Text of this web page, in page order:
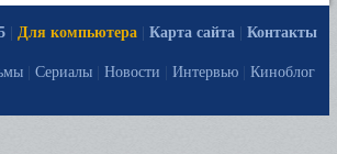
Для компьютера Карта сайта
Контакты
Сериалы Новости Интервью Киноблог